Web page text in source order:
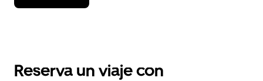
flecha
el
Reserva un viaje con